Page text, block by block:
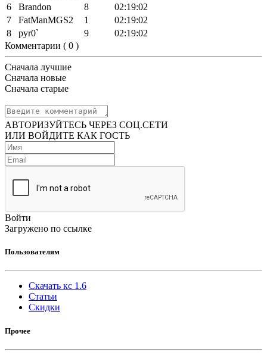
6
Brandon 8
02:19:02
7
FatManMGS2 1
02:19:02
8
pyr0` 9
02:19:02
Комментарии ( 0 )
Сначала лучшие
Сначала новые
Сначала старые
АВТОРИЗУЙТЕСЬ ЧЕРЕЗ СОЦ.СЕТИ
ИЛИ ВОЙДИТЕ КАК ГОСТЬ
Войти
Загружено по ссылке
Пользователям
Скачать кс 1.6
Статьи
Скидки
Прочее